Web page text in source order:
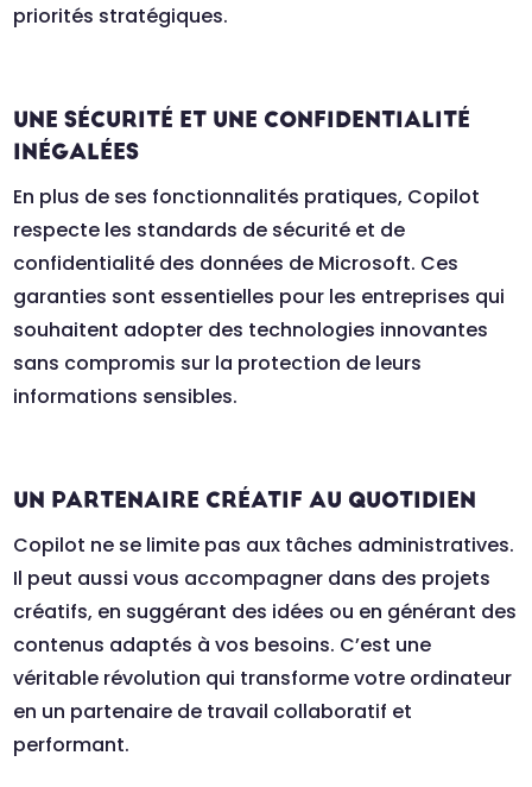
priorités stratégiques.
UNE SÉCURITÉ ET UNE CONFIDENTIALITÉ
INÉGALÉES
En plus de ses fonctionnalités pratiques, Copilot
respecte les standards de sécurité et de
confidentialité des données de Microsoft. Ces
garanties sont essentielles pour les entreprises qui
souhaitent adopter des technologies innovantes
sans compromis sur la protection de leurs
informations sensibles.
UN PARTENAIRE CRÉATIF AU QUOTIDIEN
Copilot ne se limite pas aux tâches administratives.
Il peut aussi vous accompagner dans des projets
créatifs, en suggérant des idées ou en générant des
contenus adaptés à vos besoins. C’est une
véritable révolution qui transforme votre ordinateur
en un partenaire de travail collaboratif et
performant.